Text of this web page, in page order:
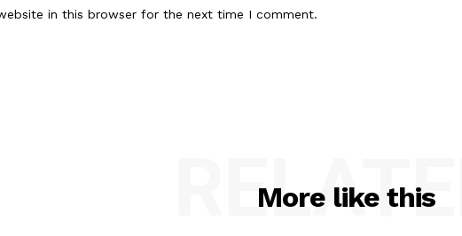
in this browser for the next time I comment.
More like this
RELATED